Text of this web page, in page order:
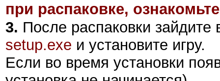
при распаковке,
3. После распаковки зайдите
setup.exe и установите игру.
Если во время установки